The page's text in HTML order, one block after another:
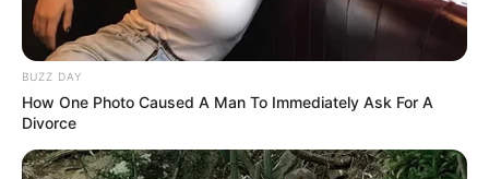
BUZZ DAY
How One Photo Caused A Man To Immediately Ask For A
Divorce